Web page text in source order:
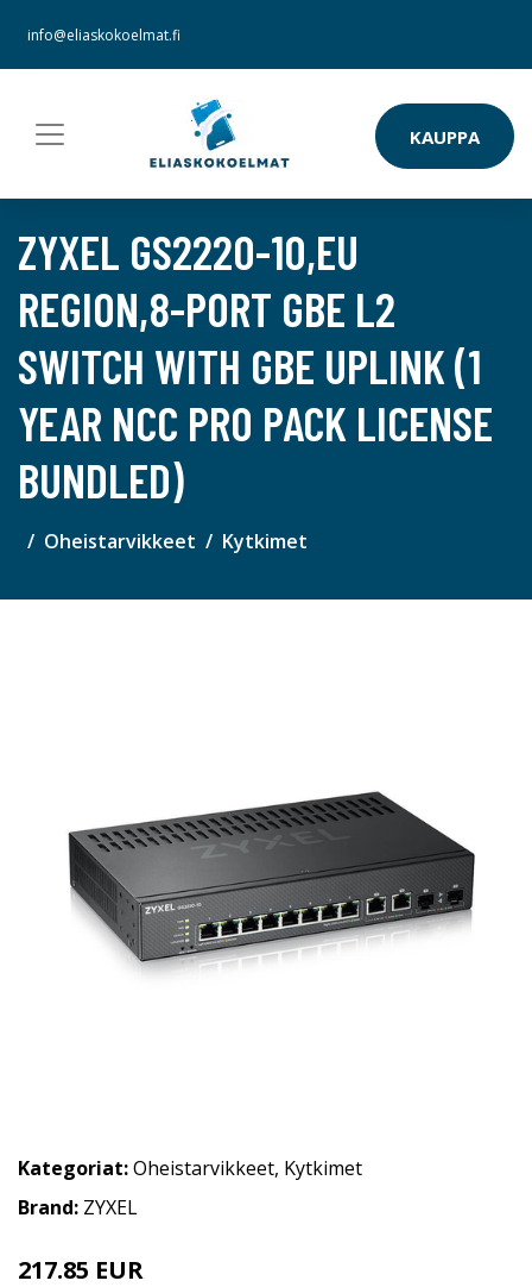
info@eliaskokoelmat.fi
KAUPPA
ZYXEL GS2220-10,EU
REGION,8-PORT GBE L2
SWITCH WITH GBE UPLINK (1
YEAR NCC PRO PACK LICENSE
BUNDLED)
Oheistarvikkeet Kytkimet
Kategoriat:Oheistarvikkeet, Kytkimet
Brand: ZYXEL
217.85 EUR